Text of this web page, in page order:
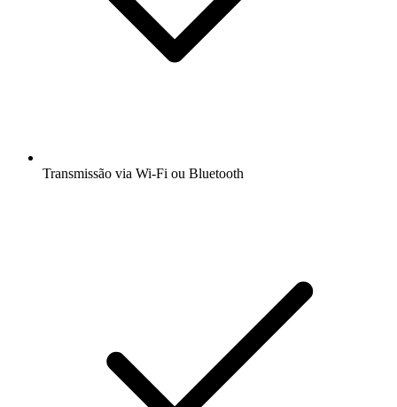
Transmissão via Wi-Fi ou Bluetooth